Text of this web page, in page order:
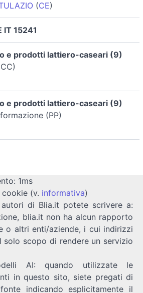
(CE)
IT 15241
e prodotti lattiero-caseari (9)
e prodotti lattiero-caseari (9)
(PP)
1ms
(v. informativa)
di Blia.it potete scrivere a:
blia.it non ha alcun rapporto
o altri enti/aziende, i cui indirizzi
solo scopo di rendere un servizio
AI: quando utilizzate le
in questo sito, siete pregati di
indicando esplicitamente il